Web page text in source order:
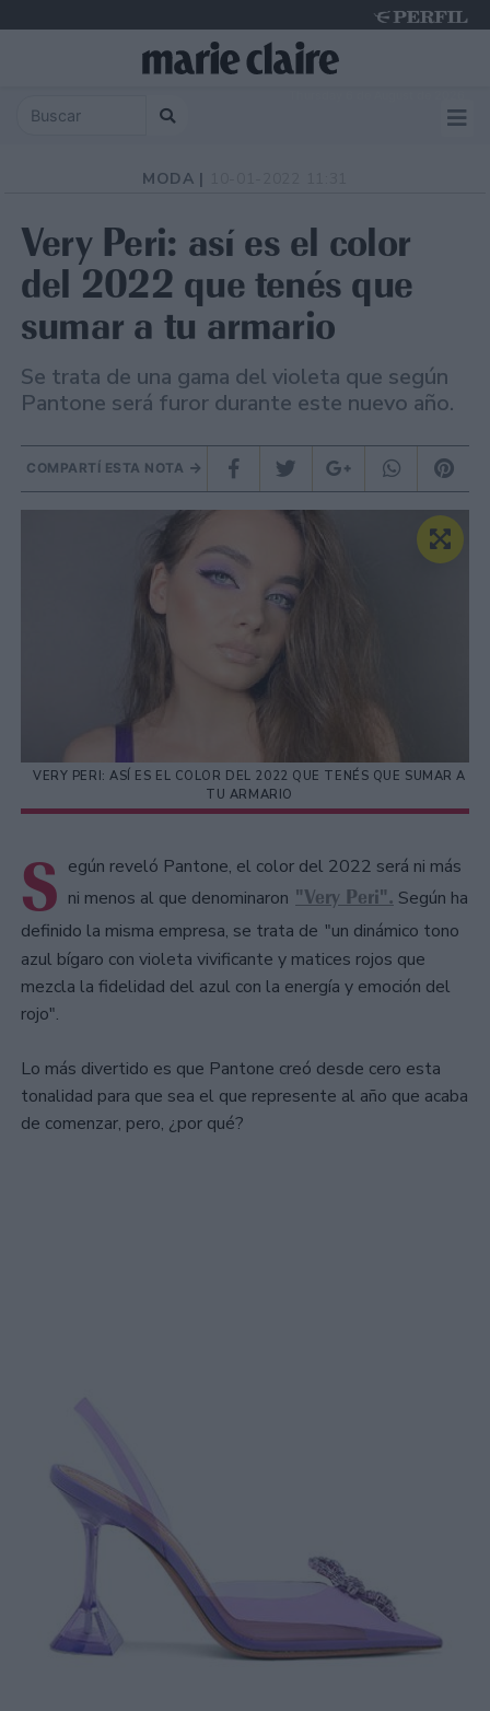
MODA |
Very Peri: así es el color
del 2022 que tenés que
sumar a tu armario
Se trata de una gama del violeta que según
Pantone será furor durante este nuevo año.
COMPARTÍ ESTA NOTA
VERY PERI: ASÍ ES EL COLOR DEL 2022 QUE TENÉS QUE SUMAR A
TU ARMARIO
S egún reveló Pantone, el color del 2022 será ni más
ni menos al que denominaron "Very Peri". Según ha
definido la misma empresa, se trata de "un dinámico tono
azul bígaro con violeta vivificante y matices rojos que
mezcla la fidelidad del azul con la energía y emoción del
rojo".
Lo más divertido es que Pantone creó desde cero esta
tonalidad para que sea el que represente al año que acaba
de comenzar, pero, ¿por qué?